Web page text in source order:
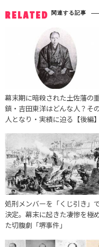
RELATED 関連する記事
幕末期に暗殺された土佐藩の
鎮・吉田東洋はどんな人？そ
人となり・実績に迫る【後編】
処刑メンバーを「くじ引き」
決定。幕末に起きた凄惨を極
た切腹劇「堺事件」